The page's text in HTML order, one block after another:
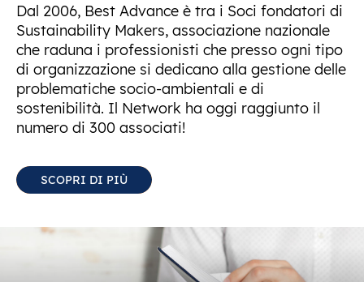
Dal 2006, Best Advance è tra i Soci fondatori di
Sustainability Makers, associazione nazionale
che raduna i professionisti che presso ogni tipo
di organizzazione si dedicano alla gestione delle
problematiche socio-ambientali e di
sostenibilità. Il Network ha oggi raggiunto il
numero di 300 associati!
SCOPRI DI PIÙ